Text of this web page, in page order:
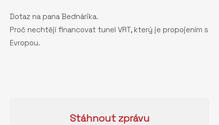
Dotaz na pana Bednárika.
Proč nechtějí financovat tunel VRT, který je propojením s
Evropou.
Stáhnoutzprávu